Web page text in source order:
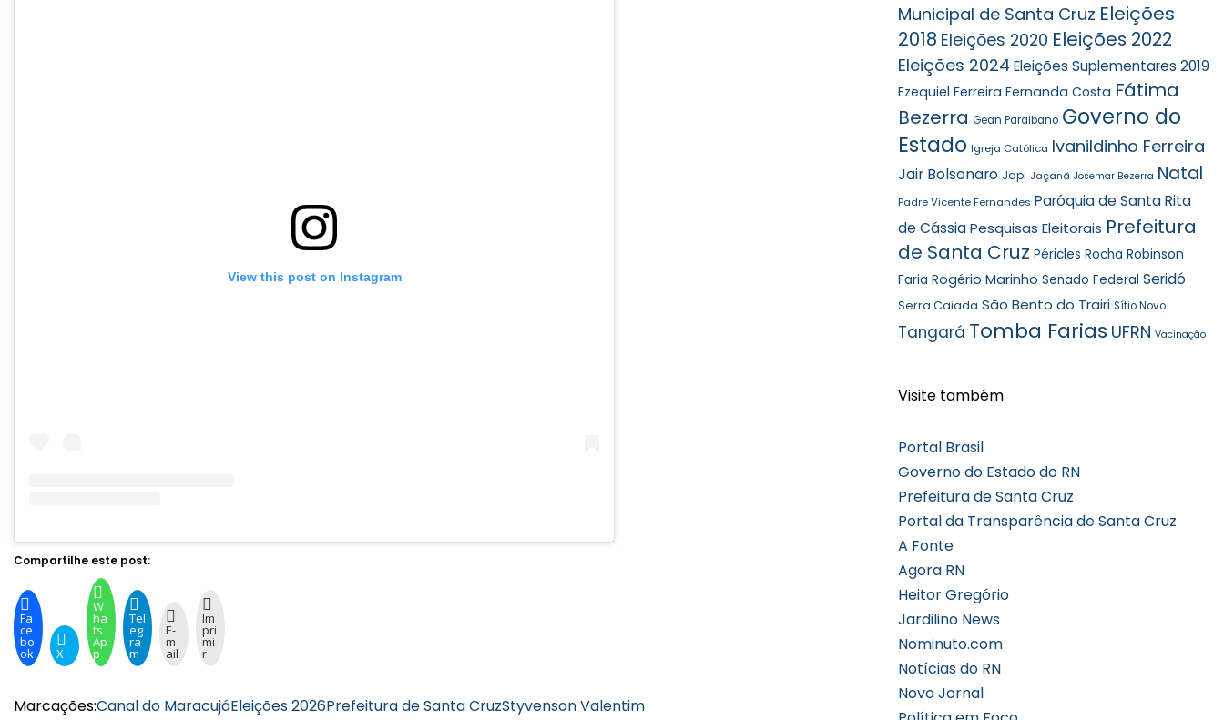
View this post on Instagram
Compartilhe este post:
Fa
ce
bo
ok X
W
ha
ts
Ap
p
Tel
eg
ra
m
E-
m
ail
Im
pri
mi
r
Marcações:Canal do MaracujáEleições 2026Prefeitura de Santa CruzStyvenson Valentim
Municipal de Santa Cruz Eleições
2018 Eleições 2020 Eleições 2022
Eleições 2024 Eleições Suplementares 2019
Ezequiel Ferreira Fernanda Costa Fátima
Bezerra Gean Paraibano Governo do
Estado Igreja Católica Ivanildinho Ferreira
Jair Bolsonaro Japi Jaçanã Josemar Bezerra Natal
Padre Vicente Fernandes Paróquia de Santa Rita
de Cássia Pesquisas Eleitorais Prefeitura
de Santa Cruz Péricles Rocha Robinson
Faria Rogério Marinho Senado Federal Seridó
Serra Caiada São Bento do Trairi Sítio Novo
Tangará Tomba Farias UFRN Vacinação
Visite também
Portal Brasil
Governo do Estado do RN
Prefeitura de Santa Cruz
Portal da Transparência de Santa Cruz
A Fonte
Agora RN
Heitor Gregório
Jardilino News
Nominuto.com
Notícias do RN
Novo Jornal